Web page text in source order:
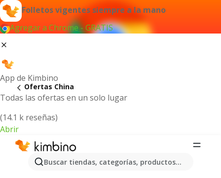
Folletos vigentes siempre a la mano
Agregar a Chrome - GRATIS
App de Kimbino
Todas las ofertas en un solo lugar
(14.1 k reseñas)
Abrir
Buscar tiendas, categorías, productos...
Ofertas China
China - Folletos y ofertas más